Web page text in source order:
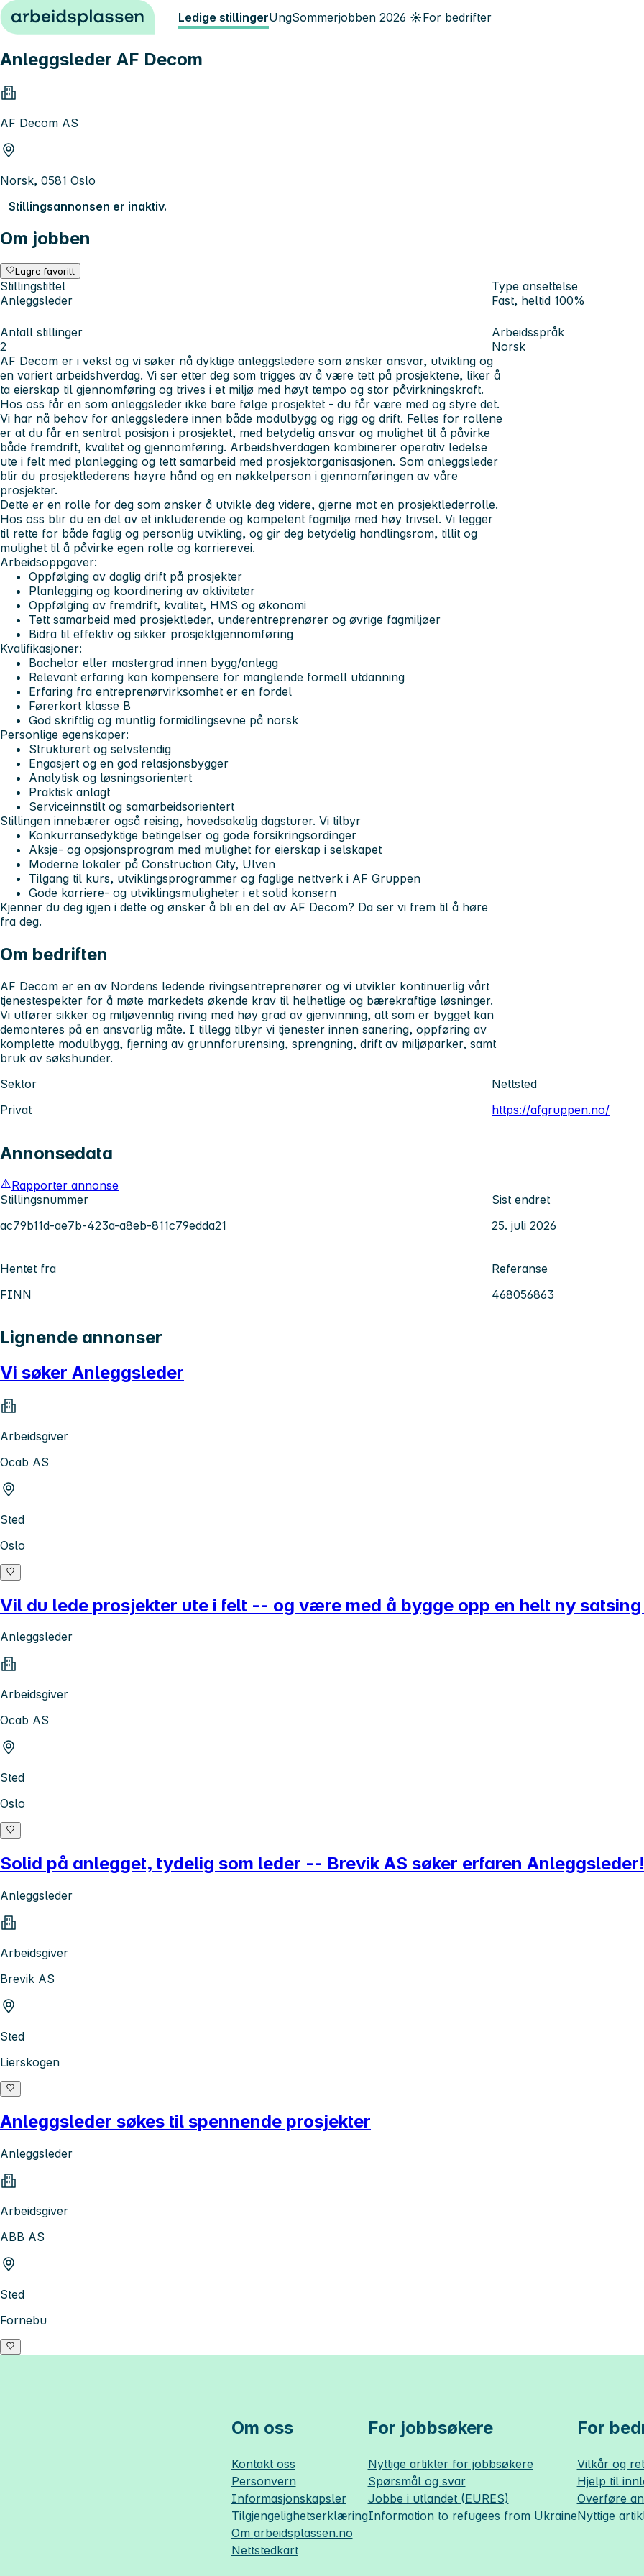
Hopp til innhold Ledige stillingerUngSommerjobben 2026 ☀️For bedrifter
Anleggsleder AF Decom
AF Decom AS
Norsk, 0581 Oslo
Stillingsannonsen er inaktiv.
Om jobben
Lagre favoritt
Stillingstittel
Anleggsleder
Type ansettelse
Fast, heltid 100%
Antall stillinger
2
Arbeidsspråk
Norsk
AF Decom er i vekst og vi søker nå dyktige anleggsledere som ønsker ansvar, utvikling og
en variert arbeidshverdag. Vi ser etter deg som trigges av å være tett på prosjektene, liker å
ta eierskap til gjennomføring og trives i et miljø med høyt tempo og stor påvirkningskraft.
Hos oss får en som anleggsleder ikke bare følge prosjektet - du får være med og styre det.
Vi har nå behov for anleggsledere innen både modulbygg og rigg og drift. Felles for rollene
er at du får en sentral posisjon i prosjektet, med betydelig ansvar og mulighet til å påvirke
både fremdrift, kvalitet og gjennomføring. Arbeidshverdagen kombinerer operativ ledelse
ute i felt med planlegging og tett samarbeid med prosjektorganisasjonen. Som anleggsleder
blir du prosjektlederens høyre hånd og en nøkkelperson i gjennomføringen av våre
prosjekter.
Dette er en rolle for deg som ønsker å utvikle deg videre, gjerne mot en prosjektlederrolle.
Hos oss blir du en del av et inkluderende og kompetent fagmiljø med høy trivsel. Vi legger
til rette for både faglig og personlig utvikling, og gir deg betydelig handlingsrom, tillit og
mulighet til å påvirke egen rolle og karrierevei.
Arbeidsoppgaver:
Oppfølging av daglig drift på prosjekter
Planlegging og koordinering av aktiviteter
Oppfølging av fremdrift, kvalitet, HMS og økonomi
Tett samarbeid med prosjektleder, underentreprenører og øvrige fagmiljøer
Bidra til effektiv og sikker prosjektgjennomføring
Kvalifikasjoner:
Bachelor eller mastergrad innen bygg/anlegg
Relevant erfaring kan kompensere for manglende formell utdanning
Erfaring fra entreprenørvirksomhet er en fordel
Førerkort klasse B
God skriftlig og muntlig formidlingsevne på norsk
Personlige egenskaper:
Strukturert og selvstendig
Engasjert og en god relasjonsbygger
Analytisk og løsningsorientert
Praktisk anlagt
Serviceinnstilt og samarbeidsorientert
Stillingen innebærer også reising, hovedsakelig dagsturer. Vi tilbyr
Konkurransedyktige betingelser og gode forsikringsordinger
Aksje- og opsjonsprogram med mulighet for eierskap i selskapet
Moderne lokaler på Construction City, Ulven
Tilgang til kurs, utviklingsprogrammer og faglige nettverk i AF Gruppen
Gode karriere- og utviklingsmuligheter i et solid konsern
Kjenner du deg igjen i dette og ønsker å bli en del av AF Decom? Da ser vi frem til å høre
fra deg.
Om bedriften
AF Decom er en av Nordens ledende rivingsentreprenører og vi utvikler kontinuerlig vårt
tjenestespekter for å møte markedets økende krav til helhetlige og bærekraftige løsninger.
Vi utfører sikker og miljøvennlig riving med høy grad av gjenvinning, alt som er bygget kan
demonteres på en ansvarlig måte. I tillegg tilbyr vi tjenester innen sanering, oppføring av
komplette modulbygg, fjerning av grunnforurensing, sprengning, drift av miljøparker, samt
bruk av søkshunder.
Sektor
Privat
Nettsted
https://afgruppen.no/
Annonsedata
Rapporter annonse
Stillingsnummer
ac79b11d-ae7b-423a-a8eb-811c79edda21
Sist endret
25. juli 2026
Hentet fra
FINN
Referanse
468056863
Lignende annonser
Vi søker Anleggsleder
Arbeidsgiver
Ocab AS
Sted
Oslo
Vil du lede prosjekter ute i felt -- og være med å bygge opp en helt ny satsing
Anleggsleder
Arbeidsgiver
Ocab AS
Sted
Oslo
Solid på anlegget, tydelig som leder -- Brevik AS søker erfaren Anleggsleder!
Anleggsleder
Arbeidsgiver
Brevik AS
Sted
Lierskogen
Anleggsleder søkes til spennende prosjekter
Anleggsleder
Arbeidsgiver
ABB AS
Sted
Fornebu
Om oss
Kontakt oss
Personvern
Informasjonskapsler
Tilgjengelighetserklæring
Om arbeidsplassen.no
Nettstedkart
For jobbsøkere
Nyttige artikler for jobbsøkere
Spørsmål og svar
Jobbe i utlandet (EURES)
Information to refugees from Ukraine
For
Vilkår og
Hjelp til
Overføre
Nyttige